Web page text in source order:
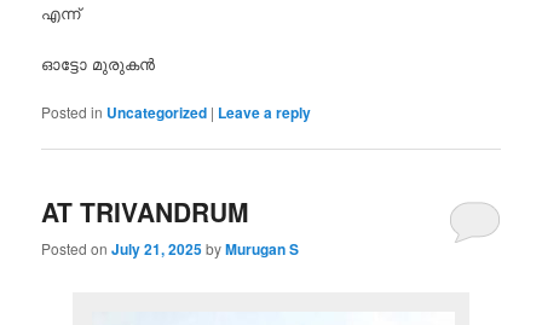
എന്ന്
ഓട്ടോ മുരുകൻ
Posted in Uncategorized | Leave a reply
AT TRIVANDRUM
Posted onJuly 21, 2025byMurugan S